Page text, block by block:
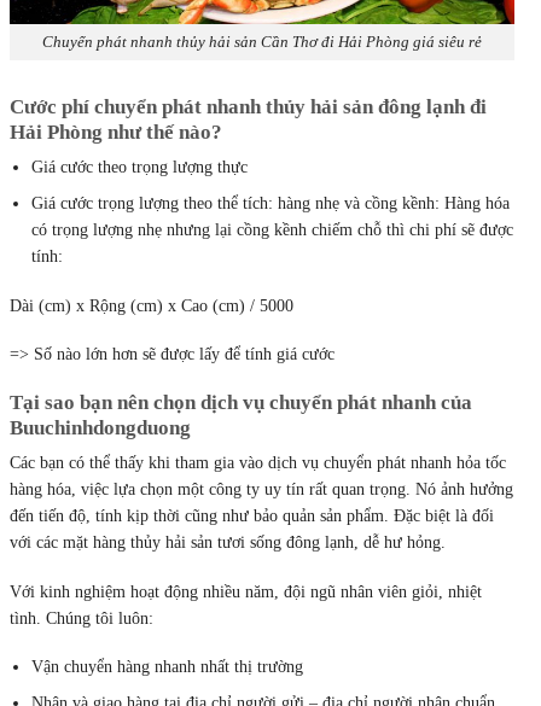
Chuyển phát nhanh thủy hải sản Cần Thơ đi Hải Phòng giá siêu rẻ
Cước phí chuyển phát nhanh thủy hải sản đông lạnh đi
Hải Phòng như thế nào?
Giá cước theo trọng lượng thực
Giá cước trọng lượng theo thể tích: hàng nhẹ và cồng kềnh: Hàng hóa
có trọng lượng nhẹ nhưng lại cồng kềnh chiếm chỗ thì chi phí sẽ được
tính:
Dài (cm) x Rộng (cm) x Cao (cm) / 5000
=> Số nào lớn hơn sẽ được lấy để tính giá cước
Tại sao bạn nên chọn dịch vụ chuyển phát nhanh của
Buuchinhdongduong
Các bạn có thể thấy khi tham gia vào dịch vụ chuyển phát nhanh hỏa tốc
hàng hóa, việc lựa chọn một công ty uy tín rất quan trọng. Nó ảnh hưởng
đến tiến độ, tính kịp thời cũng như bảo quản sản phẩm. Đặc biệt là đối
với các mặt hàng thủy hải sản tươi sống đông lạnh, dễ hư hỏng.
Với kinh nghiệm hoạt động nhiều năm, đội ngũ nhân viên giỏi, nhiệt
tình. Chúng tôi luôn:
Vận chuyển hàng nhanh nhất thị trường